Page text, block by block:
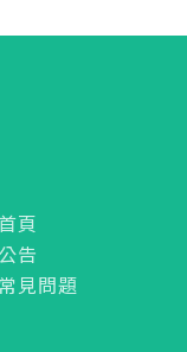
頁
公告
常見問題